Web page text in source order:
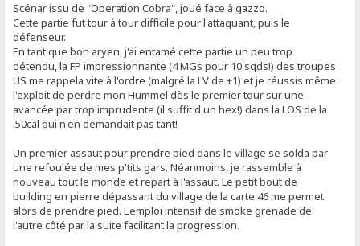
Scénar issu de "Operation Cobra", joué face à gazzo.
Cette partie fut tour à tour difficile pour l'attaquant, puis le
défenseur.
En tant que bon aryen, j'ai entamé cette partie un peu trop
détendu, la FP impressionnante (4 MGs pour 10 sqds!) des troupes
US me rappela vite à l'ordre (malgré la LV de +1) et je réussis même
l'exploit de perdre mon Hummel dès le premier tour sur une
avancée par trop imprudente (il suffit d'un hex!) dans la LOS de la
.50cal qui n'en demandait pas tant!
Un premier assaut pour prendre pied dans le village se solda par
une refoulée de mes p'tits gars. Néanmoins, je rassemble à
nouveau tout le monde et repart à l'assaut. Le petit bout de
building en pierre dépassant du village de la carte 46 me permet
alors de prendre pied. L'emploi intensif de smoke grenade de
l'autre côté par la suite facilitant la progression.